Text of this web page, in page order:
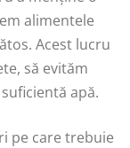
alimentele
Acest lucru
să evităm
apă.
pe care trebuie